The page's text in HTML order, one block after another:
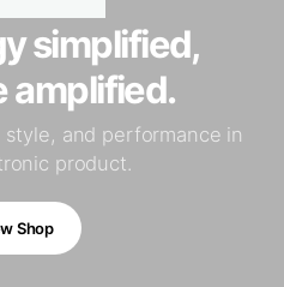
simplified,
amplified.
and performance in
product.
Shop